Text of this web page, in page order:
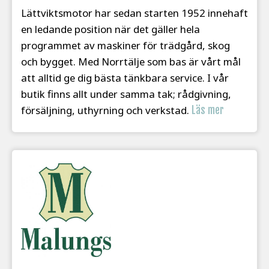
Lättviktsmotor har sedan starten 1952 innehaft
en ledande position när det gäller hela
programmet av maskiner för trädgård, skog
och bygget. Med Norrtälje som bas är vårt mål
att alltid ge dig bästa tänkbara service. I vår
butik finns allt under samma tak; rådgivning,
försäljning, uthyrning och verkstad. Läs mer